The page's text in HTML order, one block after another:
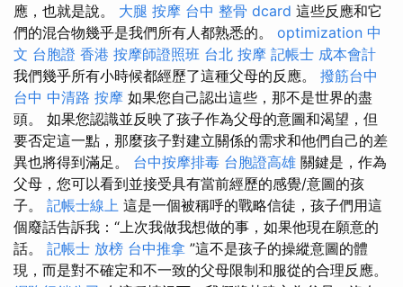
應，也就是說。 大腿 按摩 台中 整骨 dcard 這些反應和它
們的混合物幾乎是我們所有人都熟悉的。 optimization 中
文 台胞證 香港 按摩師證照班 台北 按摩 記帳士 成本會計
我們幾乎所有小時候都經歷了這種父母的反應。 撥筋台中
台中 中清路 按摩 如果您自己認出這些，那不是世界的盡
頭。 如果您認識並反映了孩子作為父母的意圖和渴望，但
要否定這一點，那麼孩子對建立關係的需求和他們自己的差
異也將得到滿足。 台中按摩排毒 台胞證高雄 關鍵是，作為
父母，您可以看到並接受具有當前經歷的感覺/意圖的孩
子。 記帳士線上 這是一個被稱呼的戰略信徒，孩子們用這
個廢話告訴我：“上次我做我想做的事，如果他現在願意的
話。 記帳士 放榜 台中推拿 ”這不是孩子的操縱意圖的體
現，而是對不確定和不一致的父母限制和服從的合理反應。